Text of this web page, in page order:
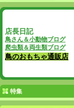
店長日記
鳥さん＆小動物ブログ
爬虫類＆両生類ブログ
鳥のおもちゃ通販店
特集